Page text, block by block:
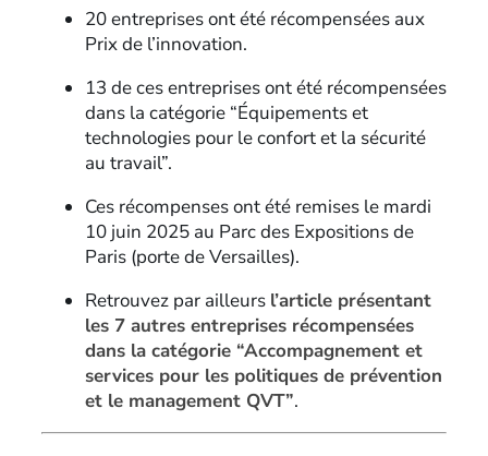
20 entreprises ont été récompensées aux
Prix de l’innovation.
13 de ces entreprises ont été récompensées
dans la catégorie “Équipements et
technologies pour le confort et la sécurité
au travail”.
Ces récompenses ont été remises le mardi
10 juin 2025 au Parc des Expositions de
Paris (porte de Versailles).
Retrouvez par ailleurs l’article présentant
les 7 autres entreprises récompensées
dans la catégorie “Accompagnement et
services pour les politiques de prévention
et le management QVT”.